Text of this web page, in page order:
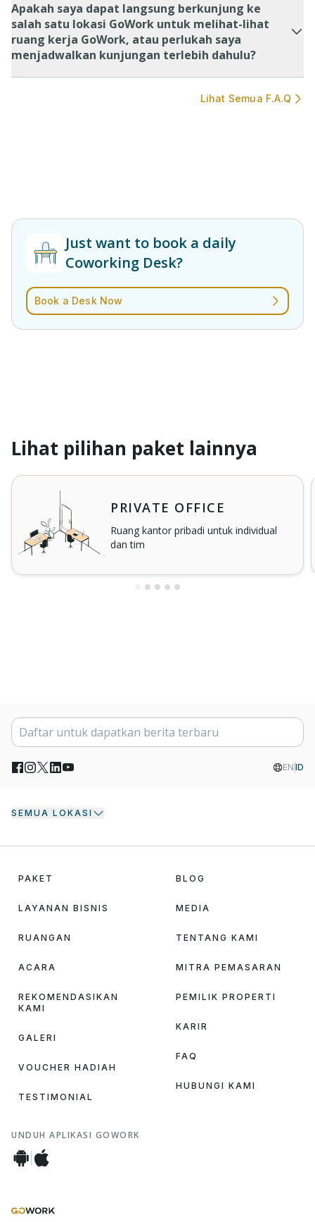
Apakah saya dapat langsung berkunjung ke
salah satu lokasi GoWork untuk melihat-lihat
ruang kerja GoWork, atau perlukah saya
menjadwalkan kunjungan terlebih dahulu?
Lihat Semua F.A.Q
Just want to book a daily
Coworking Desk?
Book a Desk Now
Lihat pilihan paket lainnya
PRIVATE OFFICE
Ruang kantor pribadi untuk individual
dan tim
EN ID
SEMUA LOKASI
PAKET
LAYANAN BISNIS
RUANGAN
ACARA
REKOMENDASIKAN
KAMI
GALERI
VOUCHER HADIAH
TESTIMONIAL
BLOG
MEDIA
TENTANG KAMI
MITRA PEMASARAN
PEMILIK PROPERTI
KARIR
FAQ
HUBUNGI KAMI
UNDUH APLIKASI GOWORK